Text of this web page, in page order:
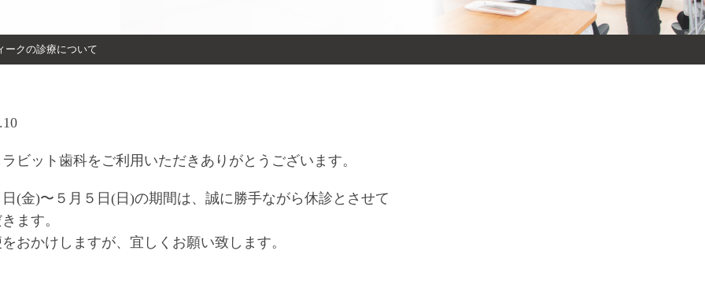
ークの診療について
ビット歯科をご利用いただきありがとうございます。
(金)〜５月５日(日)の期間は、誠に勝手ながら休診とさせて
ます。
おかけしますが、宜しくお願い致します。